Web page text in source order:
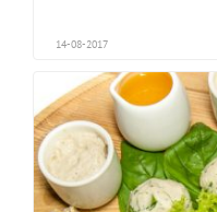
14-08-2017